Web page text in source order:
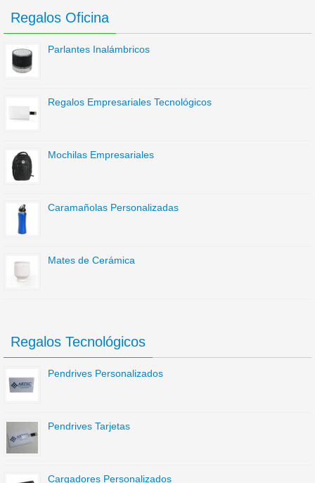
Regalos Oficina
Parlantes Inalámbricos
Regalos Empresariales Tecnológicos
Mochilas Empresariales
Caramañolas Personalizadas
Mates de Cerámica
Regalos Tecnológicos
Pendrives Personalizados
Pendrives Tarjetas
Cargadores Personalizados